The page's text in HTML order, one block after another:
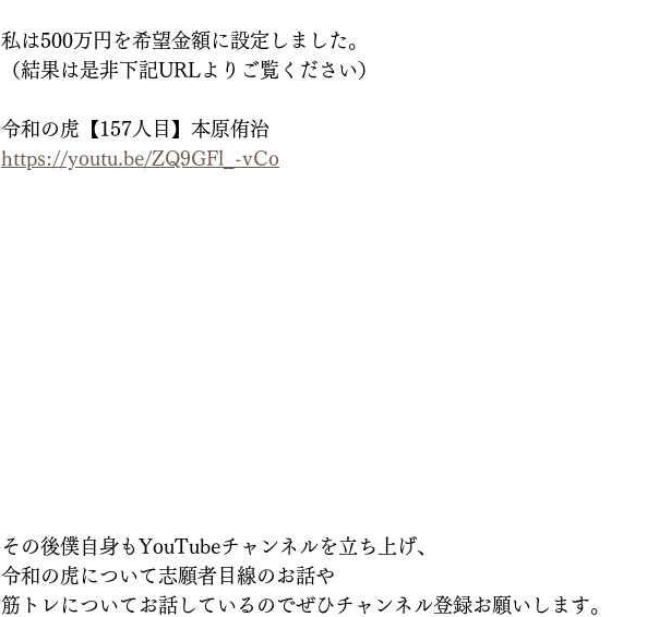
私は500万円を希望金額に設定しました。
（結果は是非下記URLよりご覧ください）
令和の虎【157人目】本原侑治
https://youtu.be/ZQ9GFl_-vCo
その後僕自身もYouTubeチャンネルを立ち上げ、
令和の虎について志願者目線のお話や
筋トレについてお話しているのでぜひチャンネル登録お願いします。